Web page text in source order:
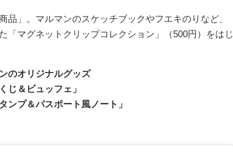
」。マルマンのスケッチブックやフエキのりなど、
「マグネットクリップコレクション」（500円）をはじ
のオリジナルグッズ
じ＆ビュッフェ」
ンプ＆パスポート風ノート」